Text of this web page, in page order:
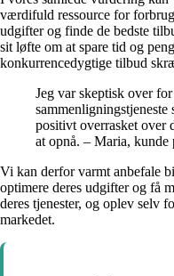
værdifuld ressource for
udgifter og finde de bedste
sit løfte om at spare tid og
konkurrencedygtige tilbud
Jeg var skeptisk over
positivt overrasket over
at opnå. – Maria, kunde
Vi kan derfor varmt anbefale
optimere deres udgifter og få
deres tjenester, og oplev selv
markedet.